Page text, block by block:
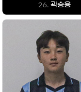
26. 곽승용